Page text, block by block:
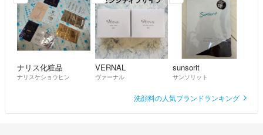
ナリス化粧品
ナリスケショウヒン
VERNAL
ヴァーナル
sunsorit
サンソリット
洗顔料の人気ブランドランキング